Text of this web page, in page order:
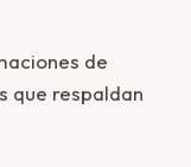
de
que respaldan